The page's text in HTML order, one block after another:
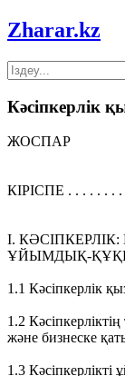
Zharar.kz
Кәсіпкерлік
ЖОСПАР
КІРІСПЕ . . . . . . . .
I. КӘСІПКЕРЛІК:
ҰЙЫМДЫҚ-
1.1 Кәсіпкерлік
1.2
және бизнеске
1.3